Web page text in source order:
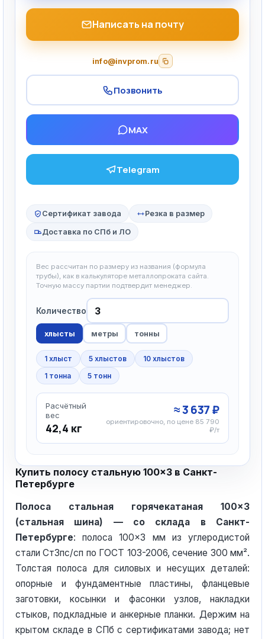
Написать на почту
info@invprom.ru
Позвонить
MAX
Telegram
Сертификат завода Резка в размер
Доставка по СПб и ЛО
Вес рассчитан по размеру из названия (формула
трубы), как в калькуляторе металлопроката сайта.
Точную массу партии подтвердит менеджер.
Количество
хлысты метры тонны
1 хлыст 5 хлыстов
10 хлыстов
1 тонна
5 тонн
Расчётный
вес
42,4 кг
≈ 3 637 ₽
ориентировочно, по цене 85 790
₽/т
Купить полосу стальную 100×3 в Санкт-
Петербурге
Полоса стальная горячекатаная 100×3
(стальная шина) — со склада в Санкт-
Петербурге: полоса 100×3 мм из углеродистой
стали Ст3пс/сп по ГОСТ 103-2006, сечение 300 мм².
Толстая полоса для силовых и несущих деталей:
опорные и фундаментные пластины, фланцевые
заготовки, косынки и фасонки узлов, накладки
стыков, подкладные и анкерные планки. Держим на
крытом складе в СПб с сертификатами завода; нет